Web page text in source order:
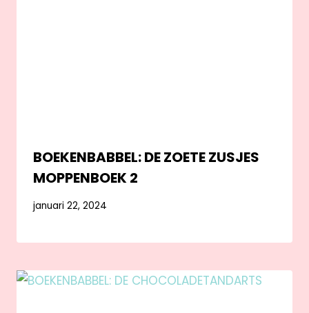
BOEKENBABBEL: DE ZOETE ZUSJES
MOPPENBOEK 2
januari 22, 2024